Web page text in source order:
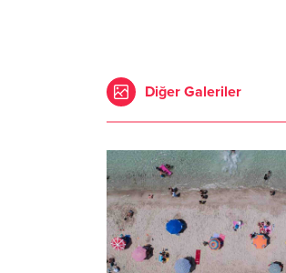
Diğer Galeriler